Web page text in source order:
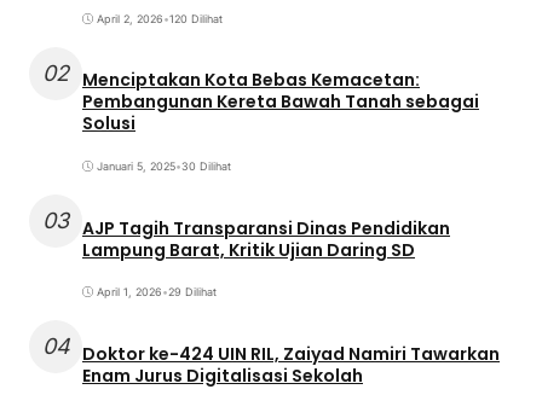
April 2, 2026•120 Dilihat
02 Menciptakan Kota Bebas Kemacetan:
Pembangunan Kereta Bawah Tanah sebagai
Solusi
Januari 5, 2025•30 Dilihat
03 AJP Tagih Transparansi Dinas Pendidikan
Lampung Barat, Kritik Ujian Daring SD
April 1, 2026•29 Dilihat
04 Doktor ke-424 UIN RIL, Zaiyad Namiri Tawarkan
Enam Jurus Digitalisasi Sekolah